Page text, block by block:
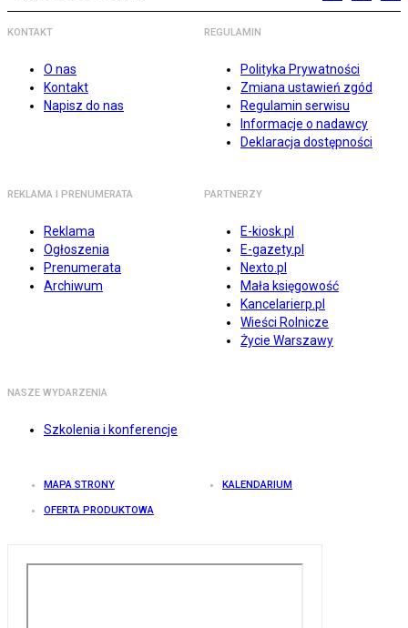
KONTAKT
O nas
Kontakt
Napisz do nas
REGULAMIN
Polityka Prywatności
Zmiana ustawień zgód
Regulamin serwisu
Informacje o nadawcy
Deklaracja dostępności
REKLAMA I PRENUMERATA
Reklama
Ogłoszenia
Prenumerata
Archiwum
PARTNERZY
E-kiosk.pl
E-gazety.pl
Nexto.pl
Mała księgowość
Kancelarierp.pl
Wieści Rolnicze
Życie Warszawy
NASZE WYDARZENIA
Szkolenia i konferencje
MAPA STRONY KALENDARIUM
OFERTA PRODUKTOWA